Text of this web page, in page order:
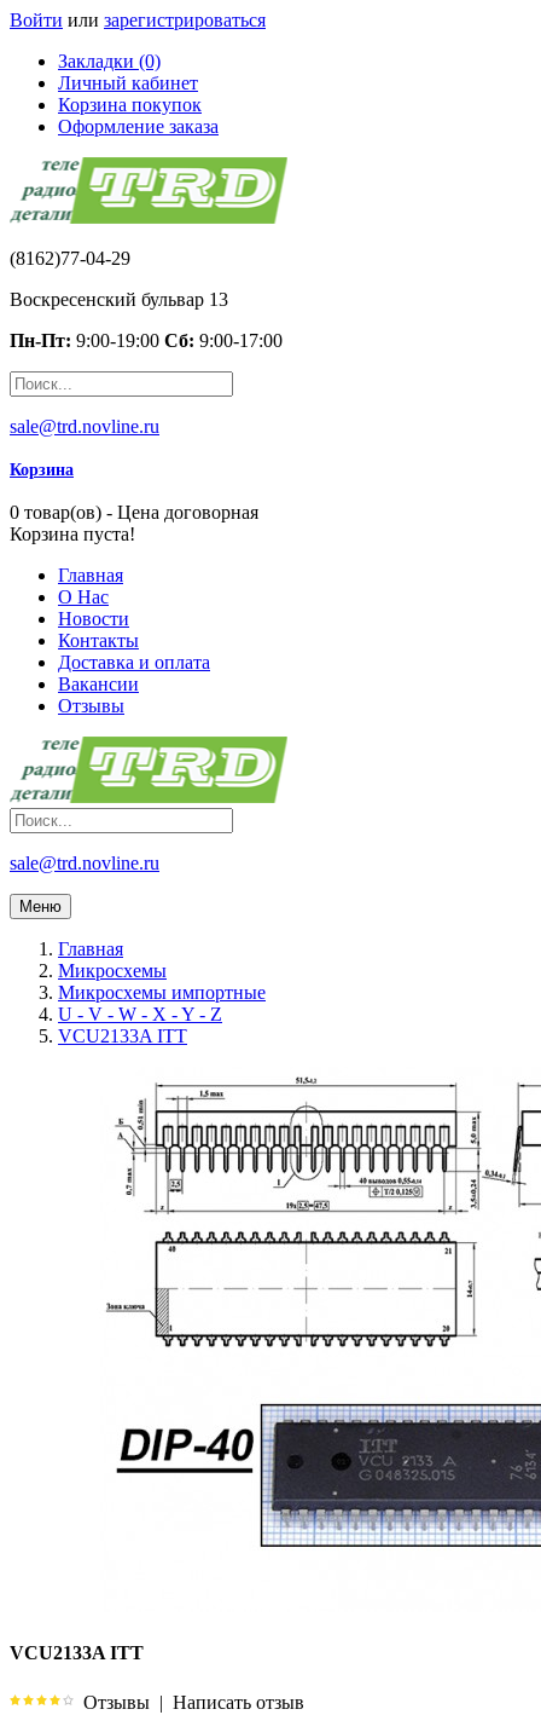
Войти или зарегистрироваться
Закладки (0)
Личный кабинет
Корзина покупок
Оформление заказа
(8162)77-04-29
Воскресенский бульвар 13
Пн-Пт: 9:00-19:00 Сб: 9:00-17:00
sale@trd.novline.ru
Корзина
0 товар(ов) - Цена договорная
Корзина пуста!
Главная
О Нас
Новости
Контакты
Доставка и оплата
Вакансии
Отзывы
sale@trd.novline.ru
Меню
Главная
Микросхемы
Микросхемы импортные
U - V - W - X - Y - Z
VCU2133A ITT
VCU2133A ITT
Отзывы | Написать отзыв